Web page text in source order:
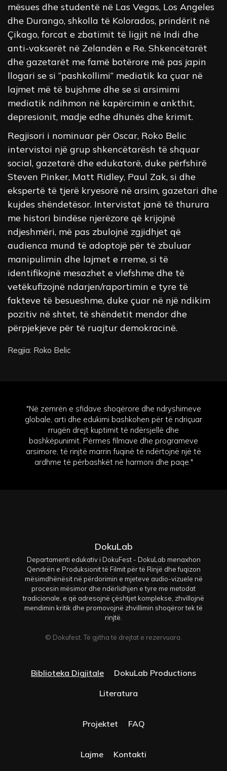
mësues dhe studentë në Las Vegas, Los Angeles
dhe Durango, shkolla të Kolorados, prindërit në
Çikago, forcat e zbatimit të ligjit në Indi dhe
anti-vakserët në Zelandën e Re. Shkencëtarët
dhe gazetarët me famë botërore më pas japin
llogari se si “pashkollimi” mediatik ka çuar në
lajmet më të bujshme dhe se si arsimimi
mediatik ndihmon në kapërcimin e ankthit,
depresionit, madje edhe dhunës dhe krimit.
Regjisori i nominuar për Oscar, Roko Belic
intervistoi një grup shkencëtarësh të shquar
social, gazetarë dhe edukatorë, duke përfshirë
Steven Pinker, Matt Ridley, Paul Zak, si dhe
ekspertë të tjerë kryesorë në arsim, gazetari dhe
kujdes shëndetësor. Intervistat janë të thurura
me histori bindëse njerëzore që krijojnë
ndjeshmëri, më pas zbulojnë zgjidhjet që
audienca mund të adoptojë për të zbuluar
manipulimin dhe lajmet e rreme, si të
identifikojnë mesazhet e vlefshme dhe të
vetëkufizojnë ndarjen/raportimin e tyre të
fakteve të besueshme, duke çuar në një ndikim
pozitiv në shtet, të shëndetit mendor dhe
përpjekjeve për të ruajtur demokracinë.
Regjia: Roko Belic
"Në zemrën e sfidave shoqërore dhe ndryshimeve
globale, arti dhe edukimi bashkohen për të ndriçuar
rrugën drejt kuptimit të ndërsjellë dhe
bashkëpunimit. Përmes filmave dhe programeve
arsimore, të rinjtë marrin fuqinë të ndërtojnë një të
ardhme të përbashkët në harmoni dhe paqe."
DokuLab
Departamenti edukativ i DokuFest - DokuLab menaxhon
Qendrën e Produksionit të Filmit për të Rinjë dhe fuqizon
mësimdhënësit në përdorimin e mjeteve audio-vizuele në
procesin mësimor dhe ndërlidhjen e tyre me metodat
tradicionale, e që adresojnë çështjet komplekse, zhvillojnë
mendimin kritik dhe promovojnë zhvillimin shoqëror tek të
rinjtë.
© Dokufest. Të gjitha të drejtat e rezervuara.
Biblioteka Digjitale
DokuLab Productions
Literatura
Projektet FAQ
Lajme Kontakti